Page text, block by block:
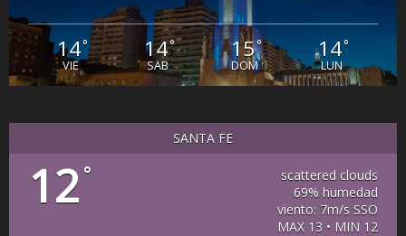
14°
VIE
14°
SAB
15°
DOM
14°
LUN
SANTA FE
12 °
scattered clouds
69% humedad
viento: 7m/s SSO
MAX 13 • MIN 12